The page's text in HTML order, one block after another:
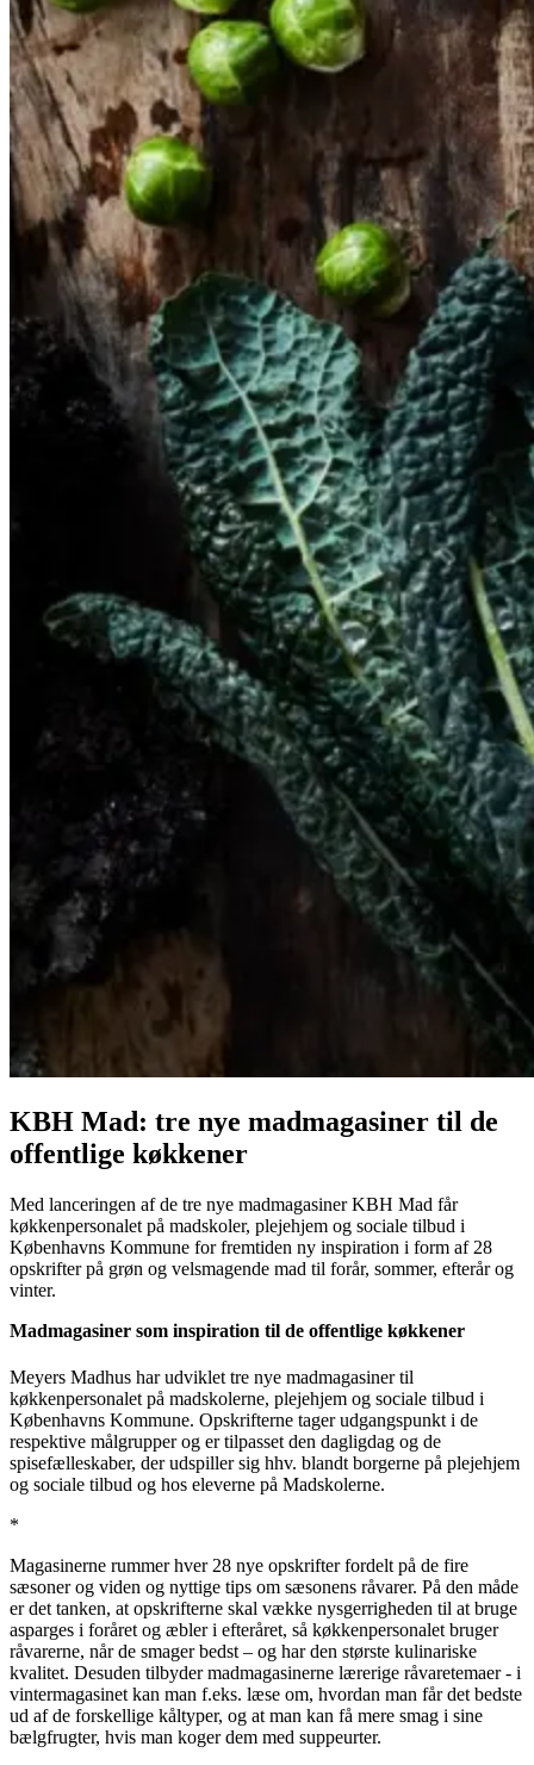
KBH Mad: tre nye madmagasiner til de
offentlige køkkener
Med lanceringen af de tre nye madmagasiner KBH Mad får
køkkenpersonalet på madskoler, plejehjem og sociale tilbud i
Københavns Kommune for fremtiden ny inspiration i form af 28
opskrifter på grøn og velsmagende mad til forår, sommer, efterår og
vinter.
Madmagasiner som inspiration til de offentlige køkkener
Meyers Madhus har udviklet tre nye madmagasiner til
køkkenpersonalet på madskolerne, plejehjem og sociale tilbud i
Københavns Kommune. Opskrifterne tager udgangspunkt i de
respektive målgrupper og er tilpasset den dagligdag og de
spisefælleskaber, der udspiller sig hhv. blandt borgerne på plejehjem
og sociale tilbud og hos eleverne på Madskolerne.
*
Magasinerne rummer hver 28 nye opskrifter fordelt på de fire
sæsoner og viden og nyttige tips om sæsonens råvarer. På den måde
er det tanken, at opskrifterne skal vække nysgerrigheden til at bruge
asparges i foråret og æbler i efteråret, så køkkenpersonalet bruger
råvarerne, når de smager bedst – og har den største kulinariske
kvalitet. Desuden tilbyder madmagasinerne lærerige råvaretemaer - i
vintermagasinet kan man f.eks. læse om, hvordan man får det bedste
ud af de forskellige kåltyper, og at man kan få mere smag i sine
bælgfrugter, hvis man koger dem med suppeurter.